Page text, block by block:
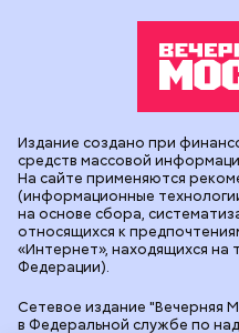
Сетевое издание "Вечерняя
в Федеральной службе по
Издание создано при
средств массовой
На сайте применяются
(информационные
на основе сбора,
относящихся к
«Интернет», находящихся на
Федерации).